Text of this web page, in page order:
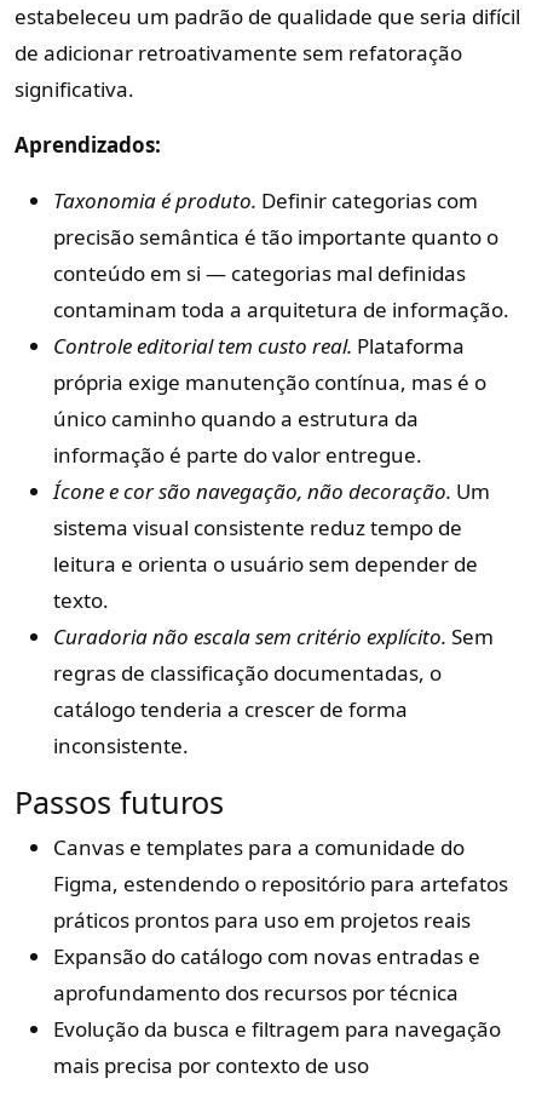
estabeleceu um padrão de qualidade que seria difícil
de adicionar retroativamente sem refatoração
significativa.
Aprendizados:
Taxonomia é produto. Definir categorias com
precisão semântica é tão importante quanto o
conteúdo em si — categorias mal definidas
contaminam toda a arquitetura de informação.
Controle editorial tem custo real. Plataforma
própria exige manutenção contínua, mas é o
único caminho quando a estrutura da
informação é parte do valor entregue.
Ícone e cor são navegação, não decoração. Um
sistema visual consistente reduz tempo de
leitura e orienta o usuário sem depender de
texto.
Curadoria não escala sem critério explícito. Sem
regras de classificação documentadas, o
catálogo tenderia a crescer de forma
inconsistente.
Passos futuros
Canvas e templates para a comunidade do
Figma, estendendo o repositório para artefatos
práticos prontos para uso em projetos reais
Expansão do catálogo com novas entradas e
aprofundamento dos recursos por técnica
Evolução da busca e filtragem para navegação
mais precisa por contexto de uso